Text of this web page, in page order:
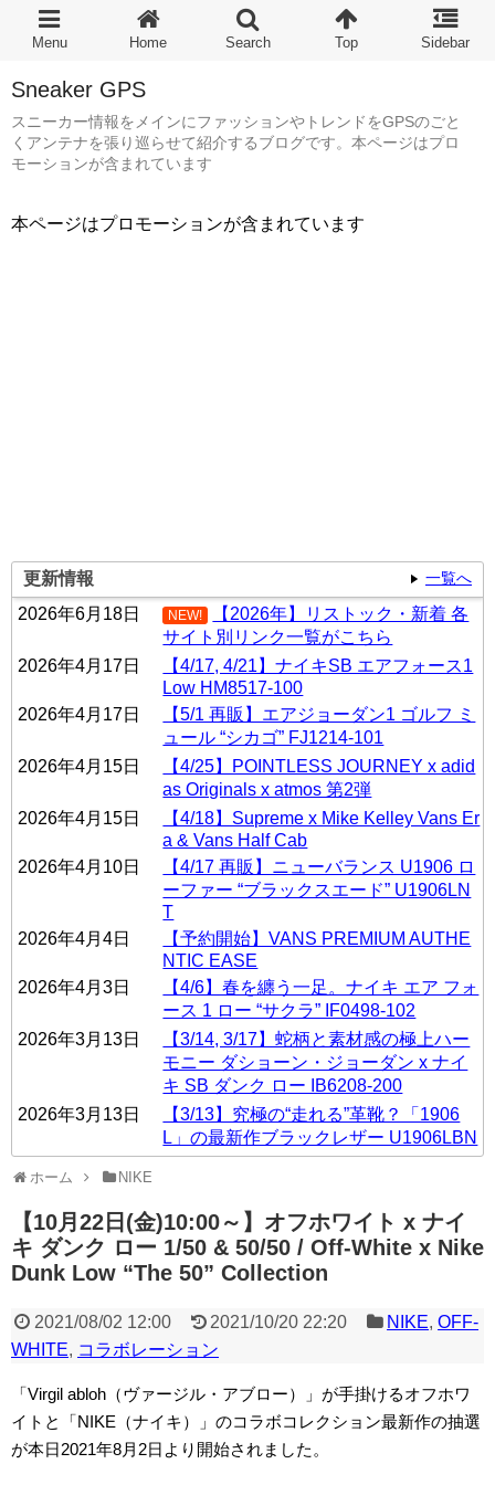
Sneaker GPS
スニーカー情報をメインにファッションやトレンドをGPSのごと
くアンテナを張り巡らせて紹介するブログです。本ページはプロ
モーションが含まれています
本ページはプロモーションが含まれています
一覧へ
更新情報
2026年6月18日
NEW!
【2026年】リストック・新着 各
サイト別リンク一覧がこちら
2026年4月17日
【4/17, 4/21】ナイキSB エアフォース1
Low HM8517-100
2026年4月17日
【5/1 再販】エアジョーダン1 ゴルフ ミ
ュール “シカゴ” FJ1214-101
2026年4月15日
【4/25】POINTLESS JOURNEY x adid
as Originals x atmos 第2弾
2026年4月15日
【4/18】Supreme x Mike Kelley Vans Er
a & Vans Half Cab
2026年4月10日
【4/17 再販】ニューバランス U1906 ロ
ーファー “ブラックスエード” U1906LN
T
2026年4月4日
【予約開始】VANS PREMIUM AUTHE
NTIC EASE
2026年4月3日
【4/6】春を纏う一足。ナイキ エア フォ
ース 1 ロー “サクラ” IF0498-102
2026年3月13日
【3/14, 3/17】蛇柄と素材感の極上ハー
モニー ダショーン・ジョーダン x ナイ
キ SB ダンク ロー IB6208-200
2026年3月13日
【3/13】究極の“走れる”革靴？「1906
L」の最新作ブラックレザー U1906LBN
ホーム NIKE
【10月22日(金)10:00～】オフホワイト x ナイ
キ ダンク ロー 1/50 & 50/50 / Off-White x Nike
Dunk Low “The 50” Collection
2021/08/02 12:00 2021/10/20 22:20 NIKE,OFF-
WHITE, コラボレーション
「Virgil abloh（ヴァージル・アブロー）」が手掛けるオフホワ
イトと「NIKE（ナイキ）」のコラボコレクション最新作の抽選
が本日2021年8月2日より開始されました。